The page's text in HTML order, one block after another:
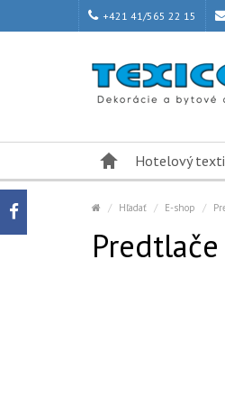
+421 41/565 22 15
Hotelový
Hľadať E-shop